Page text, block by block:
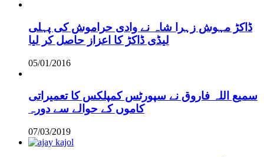
ڈاکڑ مہوش زہرا شاہ نے وادی حراموش کی پہلی
لیڈی ڈاکڑ کا اعزاز حاصل کر لیا
05/01/2016
سمیع اللہ فاروق نے سپورٹس کمپلکس کا تعمیراتی
کاموں کے حوالے سے دورہ
07/03/2019